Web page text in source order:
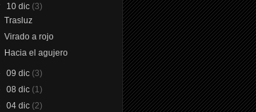
10 dic (3)
Trasluz
Virado a rojo
Hacia el agujero
09 dic (3)
08 dic (1)
04 dic (2)